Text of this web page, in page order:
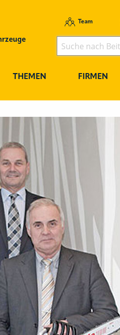
Team
THEMEN FIRMEN